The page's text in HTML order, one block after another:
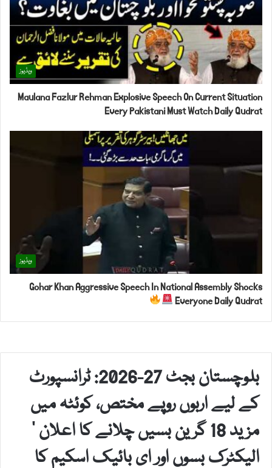
ویڈیوز
Maulana Fazlur Rehman Explosive Speech On Current Situation
Every Pakistani Must Watch Daily Qudrat
ویڈیوز
Gohar Khan Aggressive Speech In National Assembly Shocks
Everyone Daily Qudrat